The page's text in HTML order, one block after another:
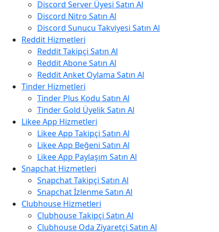
Discord Server Üyesi Satın Al
Discord Nitro Satın Al
Discord Sunucu Takviyesi Satın Al
Reddit Hizmetleri
Reddit Takipçi Satın Al
Reddit Abone Satın Al
Reddit Anket Oylama Satın Al
Tinder Hizmetleri
Tinder Plus Kodu Satın Al
Tinder Gold Üyelik Satın Al
Likee App Hizmetleri
Likee App Takipçi Satın Al
Likee App Beğeni Satın Al
Likee App Paylaşım Satın Al
Snapchat Hizmetleri
Snapchat Takipçi Satın Al
Snapchat İzlenme Satın Al
Clubhouse Hizmetleri
Clubhouse Takipçi Satın Al
Clubhouse Oda Ziyaretçi Satın Al